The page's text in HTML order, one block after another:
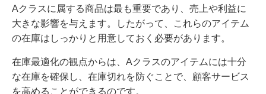
Aクラスに属する商品は最も重要であり、売上や利益に
大きな影響を与えます。したがって、これらのアイテム
の在庫はしっかりと用意しておく必要があります。
在庫最適化の観点からは、Aクラスのアイテムには十分
な在庫を確保し、在庫切れを防ぐことで、顧客サービス
を高めることができるのです。